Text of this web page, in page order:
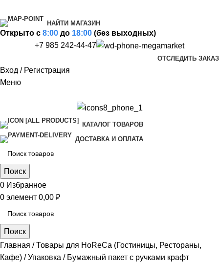
НАЙТИ МАГАЗИН
Открыто c 8:00 до 18:00 (без выходных)
+7 985 242-44-47
ОТСЛЕДИТЬ ЗАКАЗ
Вход / Регистрация
Меню
КАТАЛОГ ТОВАРОВ
ДОСТАВКА И ОПЛАТА
Поиск
0 Избранное
0 элемент 0,00 ₽
Поиск
Главная
Товары для HoReCa (Гостиницы, Рестораны,
Кафе)
Упаковка
Бумажный пакет с ручками крафт